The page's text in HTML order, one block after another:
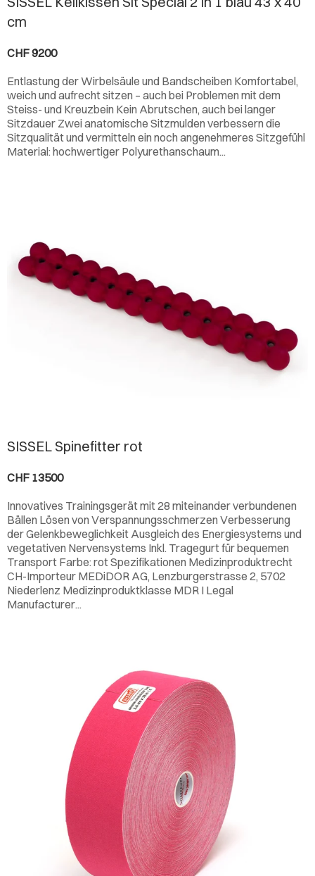
cm
CHF 9200
Entlastung der Wirbelsäule und Bandscheiben Komfortabel,
weich und aufrecht sitzen – auch bei Problemen mit dem
Steiss- und Kreuzbein Kein Abrutschen, auch bei langer
Sitzdauer Zwei anatomische Sitzmulden verbessern die
Sitzqualität und vermitteln ein noch angenehmeres Sitzgefühl
Material: hochwertiger Polyurethanschaum...
SISSEL Spinefitter rot
CHF 13500
Innovatives Trainingsgerät mit 28 miteinander verbundenen
Bällen Lösen von Verspannungsschmerzen Verbesserung
der Gelenkbeweglichkeit Ausgleich des Energiesystems und
vegetativen Nervensystems Inkl. Tragegurt für bequemen
Transport Farbe: rot Spezifikationen Medizinproduktrecht
CH-Importeur MEDiDOR AG, Lenzburgerstrasse 2, 5702
Niederlenz Medizinproduktklasse MDR I Legal
Manufacturer...